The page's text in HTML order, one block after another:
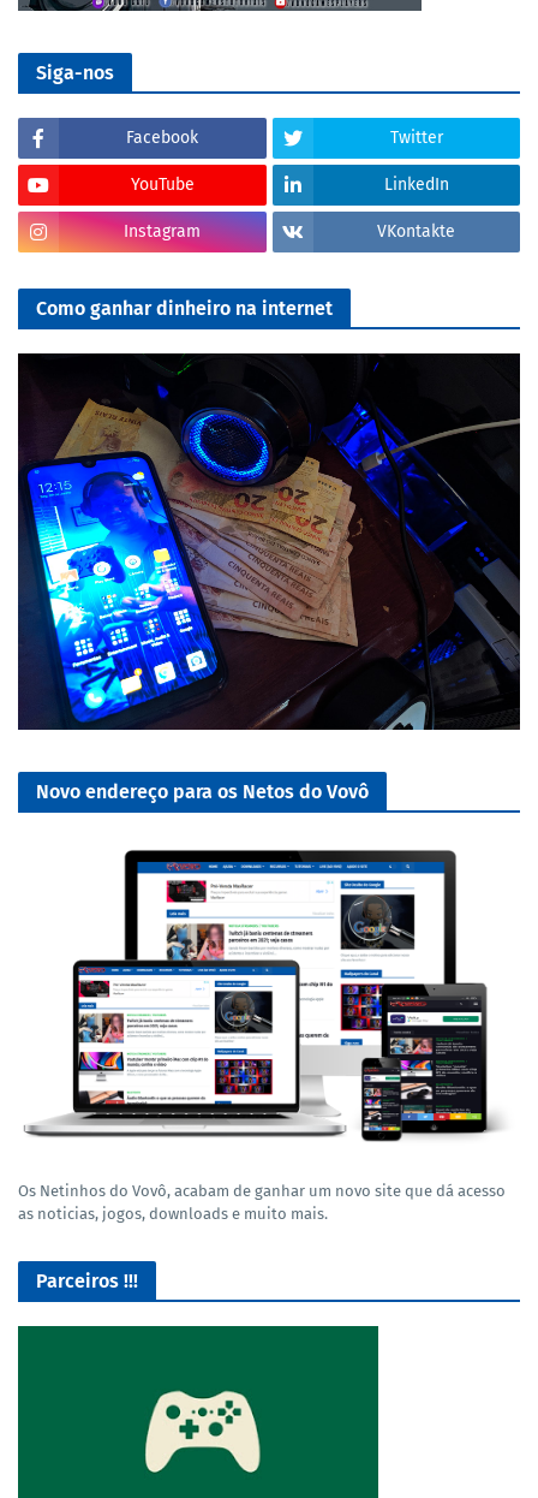
Siga-nos
Facebook Twitter
YouTube LinkedIn
Instagram VKontakte
Como ganhar dinheiro na internet
Novo endereço para os Netos do Vovô
Os Netinhos do Vovô, acabam de ganhar um novo site que dá acesso
as noticias, jogos, downloads e muito mais.
Parceiros !!!
O Melhor lugar para adquirir seus mods para o Euro Truck